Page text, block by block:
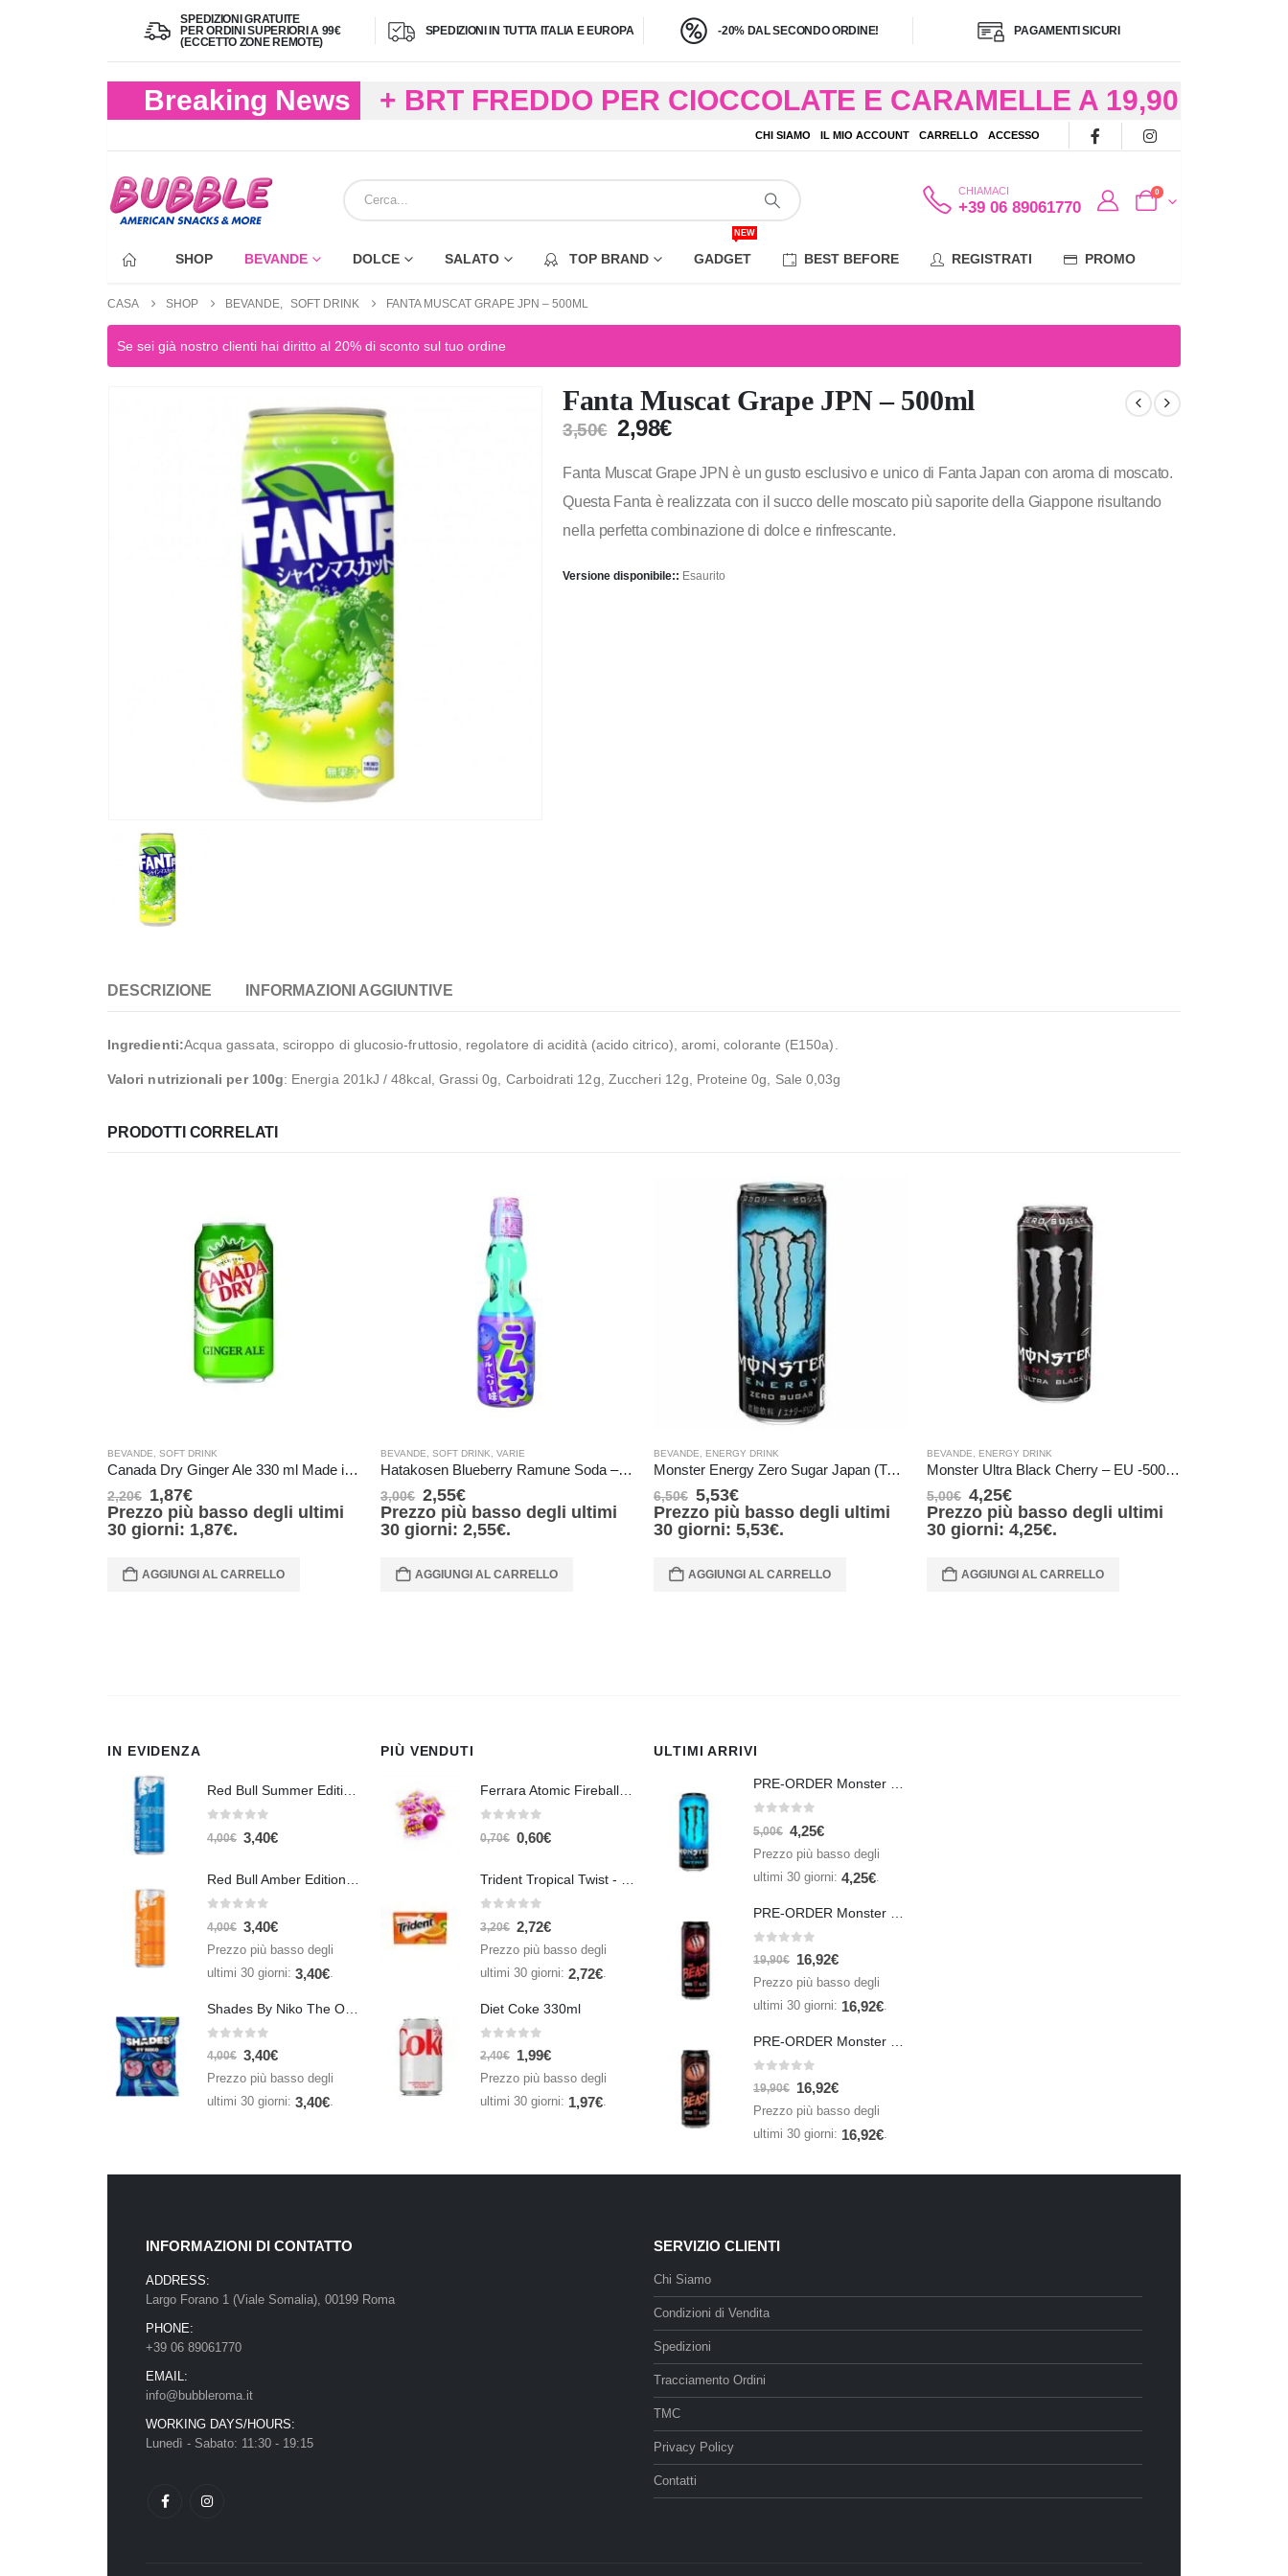
SPEDIZIONI GRATUITE
PER ORDINI SUPERIORI A 99€
(ECCETTO ZONE REMOTE)
SPEDIZIONI IN TUTTA ITALIA E EUROPA -20% DAL SECONDO ORDINE! PAGAMENTI SICURI
Breaking News
+ BRT FREDDO PER CIOCCOLATE E CARAMELLE A 19,90
(FINO A 4,9 KG) – CONSEGNA IN 24/48 ORE AD
ECCEZIONE DI ALCUNE AREE REMOTE
CHI SIAMO IL MIO ACCOUNT CARRELLO ACCESSO
CHIAMACI
+39 06 89061770
0
SHOP BEVANDE DOLCE SALATO TOP BRAND GADGET
NEW
BEST BEFORE REGISTRATI PROMO
CASA SHOP BEVANDE SOFT DRINK FANTA MUSCAT GRAPE JPN – 500ML
Se sei già nostro clienti hai diritto al 20% di sconto sul tuo ordine
Fanta Muscat Grape JPN – 500ml
3,50€ 2,98€
Fanta Muscat Grape JPN è un gusto esclusivo e unico di Fanta Japan con aroma di moscato.
Questa Fanta è realizzata con il succo delle moscato più saporite della Giappone risultando
nella perfetta combinazione di dolce e rinfrescante.
Versione disponibile:: Esaurito
DESCRIZIONE INFORMAZIONI AGGIUNTIVE
Ingredienti:Acqua gassata, sciroppo di glucosio-fruttosio, regolatore di acidità (acido citrico), aromi, colorante (E150a).
Valori nutrizionali per 100g: Energia 201kJ / 48kcal, Grassi 0g, Carboidrati 12g, Zuccheri 12g, Proteine ​​0g, Sale 0,03g
PRODOTTI CORRELATI
BEVANDE, SOFT DRINK
Canada Dry Ginger Ale 330 ml Made in Canada
2,20€ 1,87€
Prezzo più basso degli ultimi
30 giorni: 1,87€.
AGGIUNGI AL CARRELLO
BEVANDE, SOFT DRINK, VARIE
Hatakosen Blueberry Ramune Soda – 200 ml
3,00€ 2,55€
Prezzo più basso degli ultimi
30 giorni: 2,55€.
AGGIUNGI AL CARRELLO
BEVANDE, ENERGY DRINK
Monster Energy Zero Sugar Japan (TAB blu) 355 ml
6,50€ 5,53€
Prezzo più basso degli ultimi
30 giorni: 5,53€.
AGGIUNGI AL CARRELLO
BEVANDE, ENERGY DRINK
Monster Ultra Black Cherry – EU -500 ml(dents – ammaccature )
5,00€ 4,25€
Prezzo più basso degli ultimi
30 giorni: 4,25€.
AGGIUNGI AL CARRELLO
IN EVIDENZA
Red Bull Summer Edition Juneberry 250 ml
4,00€ 3,40€
Red Bull Amber Edition Apricot Strawberry 250ml – Energy Drink Albicocca e Fragola
4,00€ 3,40€
Prezzo più basso degli
ultimi 30 giorni: 3,40€
4,00€ 3,40€
Prezzo più basso degli
ultimi 30 giorni: 3,40€
PIÙ VENDUTI
Ferrara Atomic Fireballs Cinnamon 1 Piece - 5 gr
0,70€ 0,60€
Trident Tropical Twist - 26,6 gr
3,20€ 2,72€
Prezzo più basso degli
ultimi 30 giorni: 2,72€
Diet Coke 330ml
2,40€ 1,99€
Prezzo più basso degli
ultimi 30 giorni: 1,97€
ULTIMI ARRIVI
PRE-ORDER Monster Energy Nitro Blue Flash PL 500 ml IN ARRIVO IL 21 SETTEMBRE
5,00€ 4,25€
Prezzo più basso degli
ultimi 30 giorni: 4,25€
19,90€ 16,92€
Prezzo più basso degli
ultimi 30 giorni: 16,92€
19,90€ 16,92€
Prezzo più basso degli
ultimi 30 giorni: 16,92€
INFORMAZIONI DI CONTATTO
ADDRESS:
Largo Forano 1 (Viale Somalia), 00199 Roma
PHONE:
+39 06 89061770
EMAIL:
info@bubbleroma.it
WORKING DAYS/HOURS:
Lunedì - Sabato: 11:30 - 19:15
SERVIZIO CLIENTI
Chi Siamo
Condizioni di Vendita
Spedizioni
Tracciamento Ordini
TMC
Privacy Policy
Contatti